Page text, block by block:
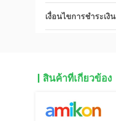
เงื่อนไขการชำระเงิน
สินค้าที่เกี่ยวข้อง